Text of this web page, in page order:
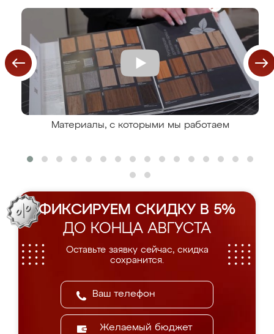
Материалы, с которыми мы работаем
ФИКСИРУЕМ СКИДКУ В 5%
ДО КОНЦА АВГУСТА
Оставьте заявку сейчас, скидка
сохранится.
Желаемый бюджет